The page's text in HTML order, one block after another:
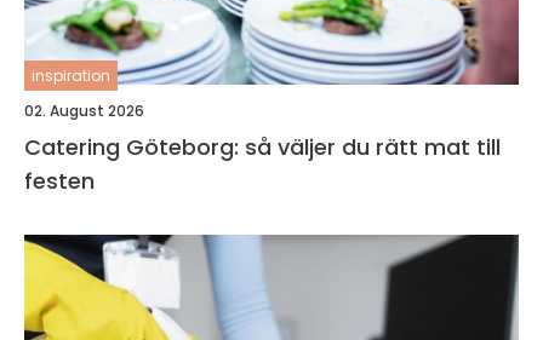
inspiration
02. August 2026
Catering Göteborg: så väljer du rätt mat till
festen